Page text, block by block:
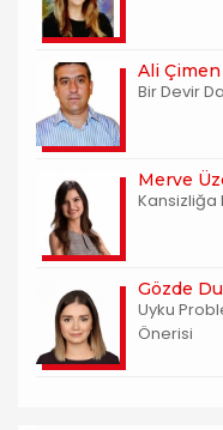
Ali Çimen
Bir Devir
Merve
Kansizliğa
Gözde
Uyku
Önerisi